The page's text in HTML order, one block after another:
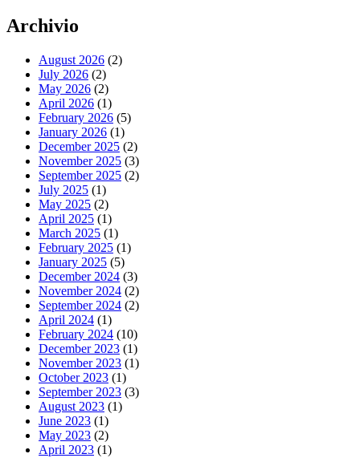
Archivio
August 2026 (2)
July 2026 (2)
May 2026 (2)
April 2026 (1)
February 2026 (5)
January 2026 (1)
December 2025 (2)
November 2025 (3)
September 2025 (2)
July 2025 (1)
May 2025 (2)
April 2025 (1)
March 2025 (1)
February 2025 (1)
January 2025 (5)
December 2024 (3)
November 2024 (2)
September 2024 (2)
April 2024 (1)
February 2024 (10)
December 2023 (1)
November 2023 (1)
October 2023 (1)
September 2023 (3)
August 2023 (1)
June 2023 (1)
May 2023 (2)
April 2023 (1)